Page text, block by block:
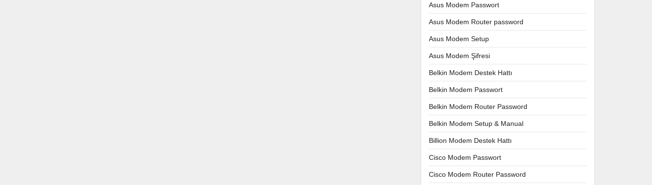
Asus Modem Passwort
Asus Modem Router password
Asus Modem Setup
Asus Modem Şifresi
Belkin Modem Destek Hattı
Belkin Modem Passwort
Belkin Modem Router Password
Belkin Modem Setup & Manual
Billion Modem Destek Hattı
Cisco Modem Passwort
Cisco Modem Router Password